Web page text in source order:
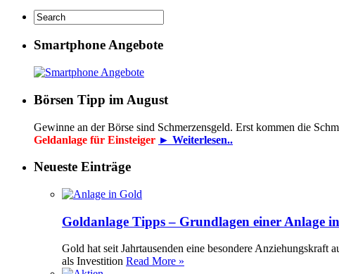
Smartphone Angebote
Börsen Tipp im August
Gewinne an der Börse sind Schmerzensgeld. Erst kommen die
Geldanlage für Einsteiger ► Weiterlesen..
Neueste Einträge
Goldanlage Tipps – Grundlagen einer Anlage
Gold hat seit Jahrtausenden eine besondere
als Investition Read More »